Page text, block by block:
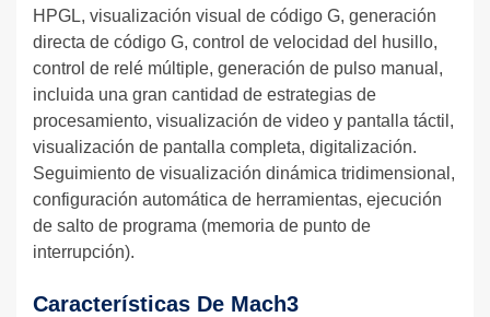
HPGL, visualización visual de código G, generación
directa de código G, control de velocidad del husillo,
control de relé múltiple, generación de pulso manual,
incluida una gran cantidad de estrategias de
procesamiento, visualización de video y pantalla táctil,
visualización de pantalla completa, digitalización.
Seguimiento de visualización dinámica tridimensional,
configuración automática de herramientas, ejecución
de salto de programa (memoria de punto de
interrupción).
Características De Mach3